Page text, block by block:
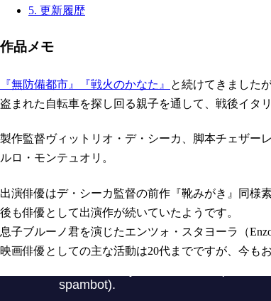
5. 更新履歴
作品メモ
『無防備都市』 『戦火のかなた』
と続けてきました
盗まれた自転車を探し回る親子を通して、戦後イタ
製作監督ヴィットリオ・デ・シーカ、脚本チェザー
ルロ・モンテュオリ。
出演俳優はデ・シーカ監督の前作『靴みがき』同様
後も俳優として出演作が続いていたようです。
息子ブルーノ君を演じたエンツォ・スタヨーラ（
映画俳優としての主な活動は20代までですが、今も